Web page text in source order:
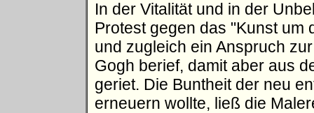
In der Vitalität und in der
Protest gegen das "Kunst um
und zugleich ein Anspruch
Gogh berief, damit aber aus
geriet. Die Buntheit der neu
erneuern wollte, ließ die